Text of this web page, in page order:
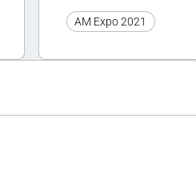
AM Expo 2021